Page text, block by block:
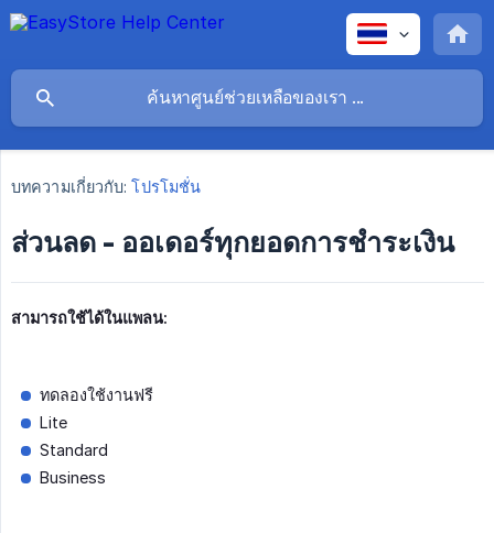
บทความเกี่ยวกับ: โปรโมชั่น
ส่วนลด - ออเดอร์ทุกยอดการชำระเงิน
สามารถใช้ได้ในแพลน:
ทดลองใช้งานฟรี
Lite
Standard
Business